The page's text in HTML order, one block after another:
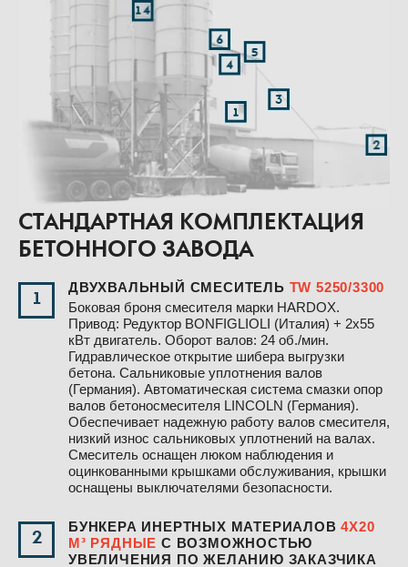
СТАНДАРТНАЯ КОМПЛЕКТАЦИЯ
БЕТОННОГО ЗАВОДА
1
ДВУХВАЛЬНЫЙ СМЕСИТЕЛЬ TW 5250/3300
Боковая броня смесителя марки HARDOX.
Привод: Редуктор BONFIGLIOLI (Италия) + 2х55
кВт двигатель. Оборот валов: 24 об./мин.
Гидравлическое открытие шибера выгрузки
бетона. Сальниковые уплотнения валов
(Германия). Автоматическая система смазки опор
валов бетоносмесителя LINCOLN (Германия).
Обеспечивает надежную работу валов смесителя,
низкий износ сальниковых уплотнений на валах.
Смеситель оснащен люком наблюдения и
оцинкованными крышками обслуживания, крышки
оснащены выключателями безопасности.
2
БУНКЕРА ИНЕРТНЫХ МАТЕРИАЛОВ4Х20
М³ РЯДНЫЕ С ВОЗМОЖНОСТЬЮ
УВЕЛИЧЕНИЯ ПО ЖЕЛАНИЮ ЗАКАЗЧИКА